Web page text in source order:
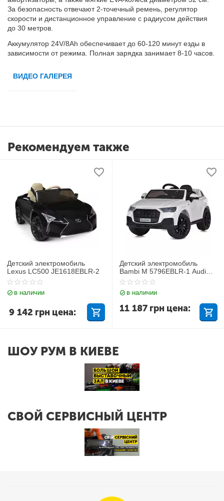
За безопасность отвечают 2-точечный ремень, регулятор
скорости и дистанционное управление с радиусом действия
до 30 метров.
Аккумулятор 24V/8Ah обеспечивает до 60-120 минут езды в
зависимости от режима. Полная зарядка занимает 8-10 часов.
ВИДЕО ГАЛЕРЕЯ
Рекомендуем также
Детский электромобиль
Lexus LC500 JE1618EBLR-2
в наличии
9 142 грн цена:
Детский электромобиль
Bambi M 5796EBLR-1 Audi
Q7
в наличии
11 187 грн цена:
ШОУ РУМ В КИЕВЕ
СВОЙ СЕРВИСНЫЙ ЦЕНТР